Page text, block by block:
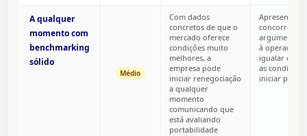
A qualquer
momento com
benchmarking
sólido
Médio
Com dados
concretos de que o
mercado oferece
condições muito
melhores, a
empresa pode
iniciar renegociação
a qualquer
momento
comunicando que
está avaliando
portabilidade
Apresentar
concorrente
argumento.
à operadora
igualar ou
as condições
iniciar